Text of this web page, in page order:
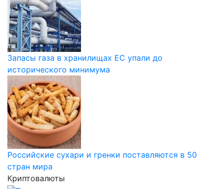
Запасы газа в хранилищах ЕС упали до
исторического минимума
Российские сухари и гренки поставляются в 50
стран мира
Криптовалюты